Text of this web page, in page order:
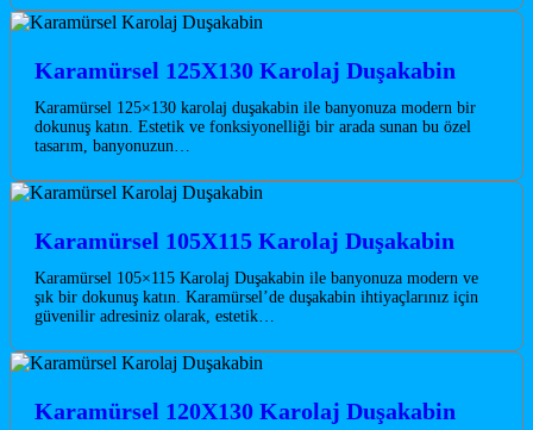
Karamürsel 125X130 Karolaj Duşakabin
Karamürsel 125×130 karolaj duşakabin ile banyonuza modern bir
dokunuş katın. Estetik ve fonksiyonelliği bir arada sunan bu özel
tasarım, banyonuzun…
Karamürsel 105X115 Karolaj Duşakabin
Karamürsel 105×115 Karolaj Duşakabin ile banyonuza modern ve
şık bir dokunuş katın. Karamürsel’de duşakabin ihtiyaçlarınız için
güvenilir adresiniz olarak, estetik…
Karamürsel 120X130 Karolaj Duşakabin